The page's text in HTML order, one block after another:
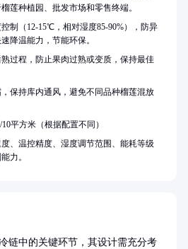
链中的关键环节，其设计需充分考
莲种植园、批发市场和零售终端。
制（12-15℃，相对湿度85-90%），防异
降温能力，节能环保。
过程，防止果肉过熟或变质，保持最佳
保持库内通风，避免不同品种榴莲混放
平方米（根据配置不同）
、温控精度、湿度调节范围、能耗等级
力。